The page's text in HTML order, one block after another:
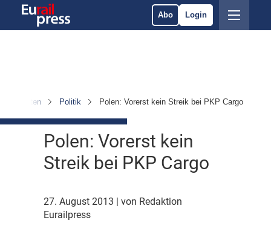
Abo Login
Nachrichten Politik Polen: Vorerst kein Streik bei PKP Cargo
Polen: Vorerst kein
Streik bei PKP Cargo
27. August 2013
| von Redaktion
Eurailpress